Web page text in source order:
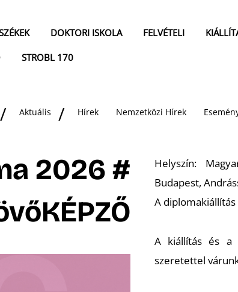
DOKTORI ISKOLA FELVÉTELI
STROBL 170
Aktuális Hírek Nemzetközi Hírek
2026 #
Helyszín:
Budapest,
A
A kiállítás és a
szeretettel